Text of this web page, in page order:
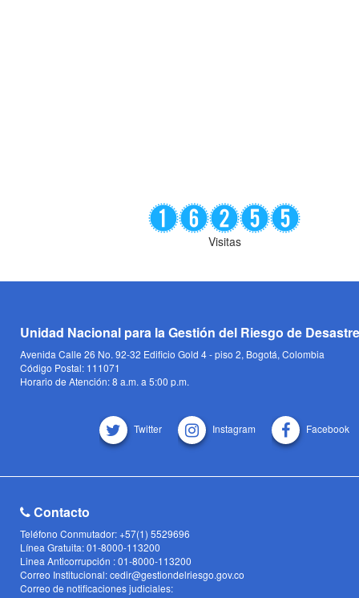
Visitas
Unidad Nacional para la Gestión del Riesgo de
Avenida Calle 26 No. 92-32 Edificio Gold 4 - piso 2, Bogotá, Colombia
Código Postal: 111071
Horario de Atención: 8 a.m. a 5:00 p.m.
Twitter Instagram Facebook
Contacto
Teléfono Conmutador: +57(1) 5529696
Línea Gratuita: 01-8000-113200
Linea Anticorrupción : 01-8000-113200
Correo Institucional: cedir@gestiondelriesgo.gov.co
Correo de notificaciones judiciales: